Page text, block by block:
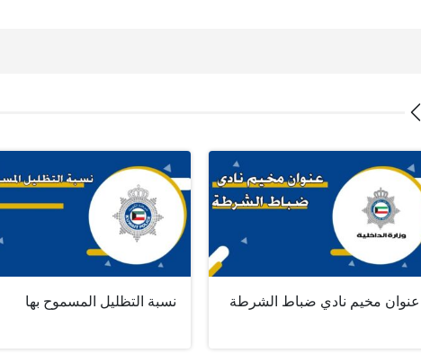
عنوان مخيم نادي ضباط الشرطة نسبة التظليل المسموح بها